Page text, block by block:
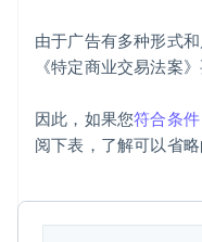
由于广告有多种形式
《特定商业交易法案
因此，如果您符合条件
阅下表，了解可以省略